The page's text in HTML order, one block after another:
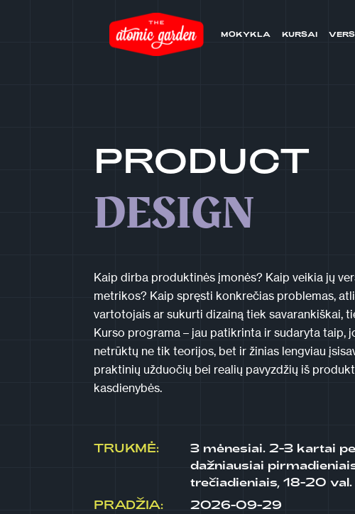
MOKYKLA KURSAI
PRODUCT
DESIGN
Kaip dirba produktinės įmonės? Kaip veikia jų
metrikos? Kaip spręsti konkrečias problemas,
vartotojais ar sukurti dizainą tiek savarankiškai,
Kurso programa – jau patikrinta ir sudaryta taip,
netrūktų ne tik teorijos, bet ir žinias lengviau
praktinių užduočių bei realių pavyzdžių iš
kasdienybės.
TRUKMĖ:
3 mėnesiai. 2-3 kartai
dažniausiai
trečiadieniais, 18-20 val.
PRADŽIA:
2026-09-29